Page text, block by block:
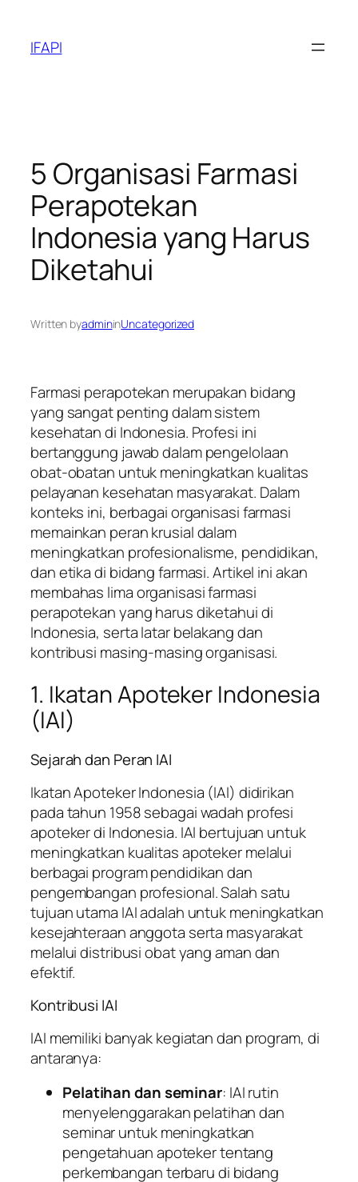
content
IFAPI
5 Organisasi Farmasi
Perapotekan
Indonesia yang Harus
Diketahui
Written byadmininUncategorized
Farmasi perapotekan merupakan bidang
yang sangat penting dalam sistem
kesehatan di Indonesia. Profesi ini
bertanggung jawab dalam pengelolaan
obat-obatan untuk meningkatkan kualitas
pelayanan kesehatan masyarakat. Dalam
konteks ini, berbagai organisasi farmasi
memainkan peran krusial dalam
meningkatkan profesionalisme, pendidikan,
dan etika di bidang farmasi. Artikel ini akan
membahas lima organisasi farmasi
perapotekan yang harus diketahui di
Indonesia, serta latar belakang dan
kontribusi masing-masing organisasi.
1. Ikatan Apoteker Indonesia
(IAI)
Sejarah dan Peran IAI
Ikatan Apoteker Indonesia (IAI) didirikan
pada tahun 1958 sebagai wadah profesi
apoteker di Indonesia. IAI bertujuan untuk
meningkatkan kualitas apoteker melalui
berbagai program pendidikan dan
pengembangan profesional. Salah satu
tujuan utama IAI adalah untuk meningkatkan
kesejahteraan anggota serta masyarakat
melalui distribusi obat yang aman dan
efektif.
Kontribusi IAI
IAI memiliki banyak kegiatan dan program, di
antaranya:
Pelatihan dan seminar: IAI rutin
menyelenggarakan pelatihan dan
seminar untuk meningkatkan
pengetahuan apoteker tentang
perkembangan terbaru di bidang